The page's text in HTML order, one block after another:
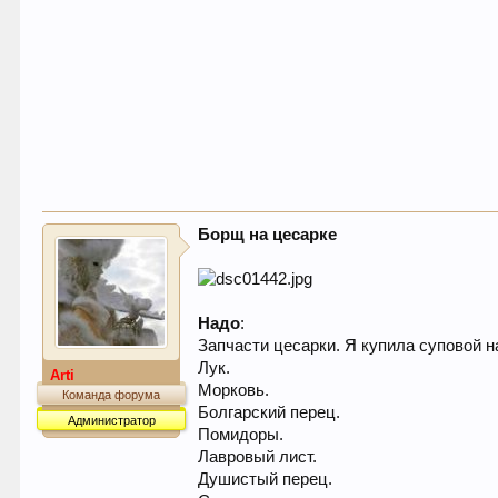
Arti
Команда форума
Администратор
Борщ на цесарке
Надо:
Запчасти цесарки. Я купила суповой
Лук.
Морковь.
Болгарский перец.
Помидоры.
Лавровый лист.
Душистый перец.